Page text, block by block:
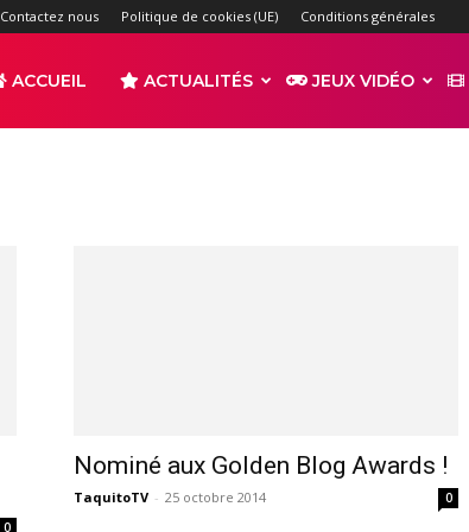
Contactez nous Politique de cookies (UE) Conditions générales
ACCUEIL ACTUALITÉS JEUX VIDÉO
0
Nominé aux Golden Blog Awards !
TaquitoTV - 25 octobre 2014 0